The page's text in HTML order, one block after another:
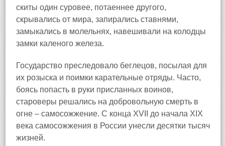
скиты один суровее, потаеннее другого,
скрывались от мира, запирались ставнями,
замыкались в молельнях, навешивали на колодцы
замки каленого железа.
Государство преследовало беглецов, посылая для
их розыска и поимки карательные отряды. Часто,
боясь попасть в руки присланных воинов,
староверы решались на добровольную смерть в
огне – самосожжение. С конца XVII до начала XIX
века самосожжения в России унесли десятки тысяч
жизней.